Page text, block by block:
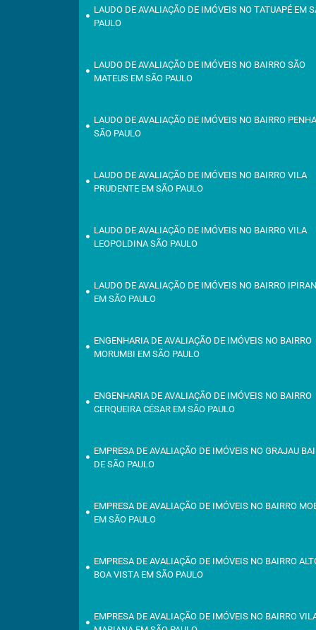
LAUDO DE AVALIAÇÃO DE IMÓVEIS NO TATUAPÉ EM
PAULO
LAUDO DE AVALIAÇÃO DE IMÓVEIS NO BAIRRO SÃO
MATEUS EM SÃO PAULO
LAUDO DE AVALIAÇÃO DE IMÓVEIS NO BAIRRO
SÃO PAULO
LAUDO DE AVALIAÇÃO DE IMÓVEIS NO BAIRRO VILA
PRUDENTE EM SÃO PAULO
LAUDO DE AVALIAÇÃO DE IMÓVEIS NO BAIRRO VILA
LEOPOLDINA SÃO PAULO
LAUDO DE AVALIAÇÃO DE IMÓVEIS NO BAIRRO
EM SÃO PAULO
ENGENHARIA DE AVALIAÇÃO DE IMÓVEIS NO BAIRRO
MORUMBI EM SÃO PAULO
ENGENHARIA DE AVALIAÇÃO DE IMÓVEIS NO BAIRRO
CERQUEIRA CÉSAR EM SÃO PAULO
EMPRESA DE AVALIAÇÃO DE IMÓVEIS NO GRAJAU
DE SÃO PAULO
EMPRESA DE AVALIAÇÃO DE IMÓVEIS NO BAIRRO
EM SÃO PAULO
EMPRESA DE AVALIAÇÃO DE IMÓVEIS NO BAIRRO
BOA VISTA EM SÃO PAULO
EMPRESA DE AVALIAÇÃO DE IMÓVEIS NO BAIRRO